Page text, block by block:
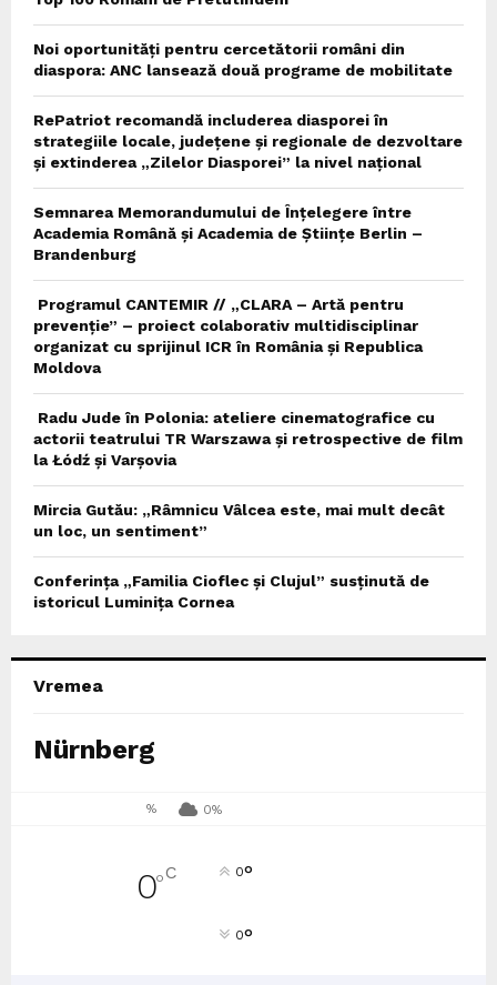
Noi oportunități pentru cercetătorii români din
diaspora: ANC lansează două programe de mobilitate
RePatriot recomandă includerea diasporei în
strategiile locale, județene și regionale de dezvoltare
și extinderea „Zilelor Diasporei” la nivel național
Semnarea Memorandumului de Înțelegere între
Academia Română și Academia de Științe Berlin –
Brandenburg
Programul CANTEMIR // „CLARA – Artă pentru
prevenție” – proiect colaborativ multidisciplinar
organizat cu sprijinul ICR în România și Republica
Moldova
Radu Jude în Polonia: ateliere cinematografice cu
actorii teatrului TR Warszawa și retrospective de film
la Łódź și Varșovia
Mircia Gutău: „Râmnicu Vâlcea este, mai mult decât
un loc, un sentiment”
Conferința „Familia Cioflec și Clujul” susținută de
istoricul Luminița Cornea
Vremea
Nürnberg
% 0%
0°C 0°
0°